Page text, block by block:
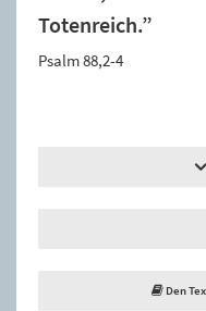
Totenreich.”
Psalm 88,2-4
Den